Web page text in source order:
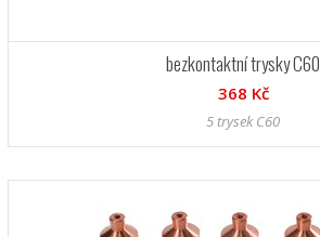
bezkontaktní trysky C60
368 Kč
5 trysek C60